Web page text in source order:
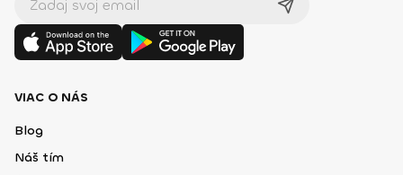
VIAC O NÁS
Blog
Náš tím